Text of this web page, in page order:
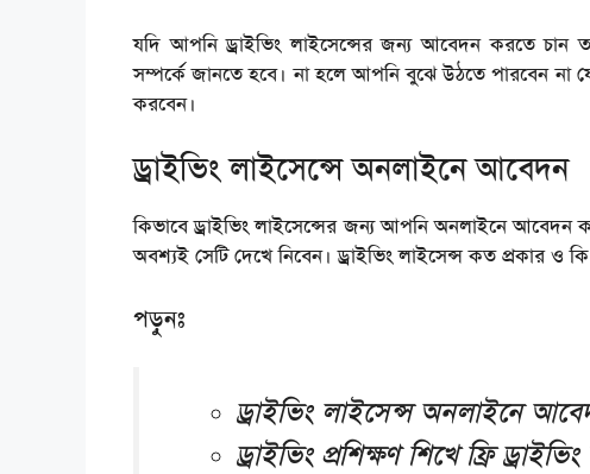
যদি আপনি ড্রাইভিং লাইসেন্সের জন্য আবেদন করতে চান
সম্পর্কে জানতে হবে। না হলে আপনি বুঝে উঠতে পারবেন না
করবেন।
ড্রাইভিং লাইসেন্সে অনলাইনে আবেদন
কিভাবে ড্রাইভিং লাইসেন্সের জন্য আপনি অনলাইনে আবেদন
অবশ্যই সেটি দেখে নিবেন। ড্রাইভিং লাইসেন্স কত প্রকার ও
পড়ুনঃ
ড্রাইভিং লাইসেন্স অনলাইনে
ড্রাইভিং প্রশিক্ষণ শিখে ফ্রি